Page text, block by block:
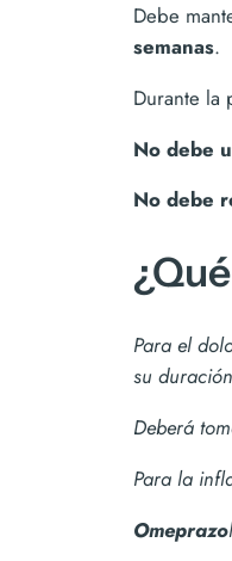
Debe
semanas.
Durante la
No debe
No debe
Para el
su
Deberá
Para la
Omeprazo